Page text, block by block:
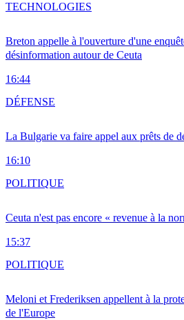
Breton appelle à l'ouverture d'une
désinformation autour de Ceuta
16:44
TECHNOLOGIES
La Bulgarie va faire appel aux prêts de
16:10
DÉFENSE
Ceuta n'est pas encore « revenue à la
15:37
POLITIQUE
Meloni et Frederiksen appellent à la
de l'Europe
POLITIQUE